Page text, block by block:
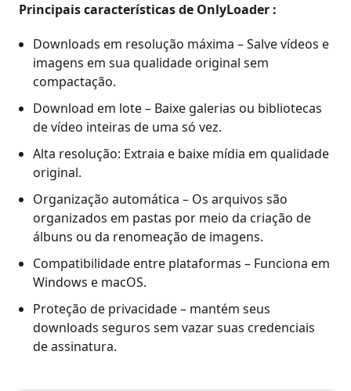
Principais características de OnlyLoader :
Downloads em resolução máxima – Salve vídeos e
imagens em sua qualidade original sem
compactação.
Download em lote – Baixe galerias ou bibliotecas
de vídeo inteiras de uma só vez.
Alta resolução: Extraia e baixe mídia em qualidade
original.
Organização automática – Os arquivos são
organizados em pastas por meio da criação de
álbuns ou da renomeação de imagens.
Compatibilidade entre plataformas – Funciona em
Windows e macOS.
Proteção de privacidade – mantém seus
downloads seguros sem vazar suas credenciais
de assinatura.